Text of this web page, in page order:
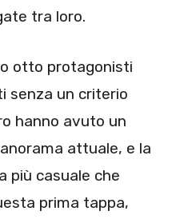
tra loro.
otto protagonisti
senza un criterio
hanno avuto un
attuale, e la
più casuale che
prima tappa,